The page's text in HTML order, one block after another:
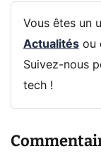
Vous êtes un
Actualitésou
Suivez-nous
tech !